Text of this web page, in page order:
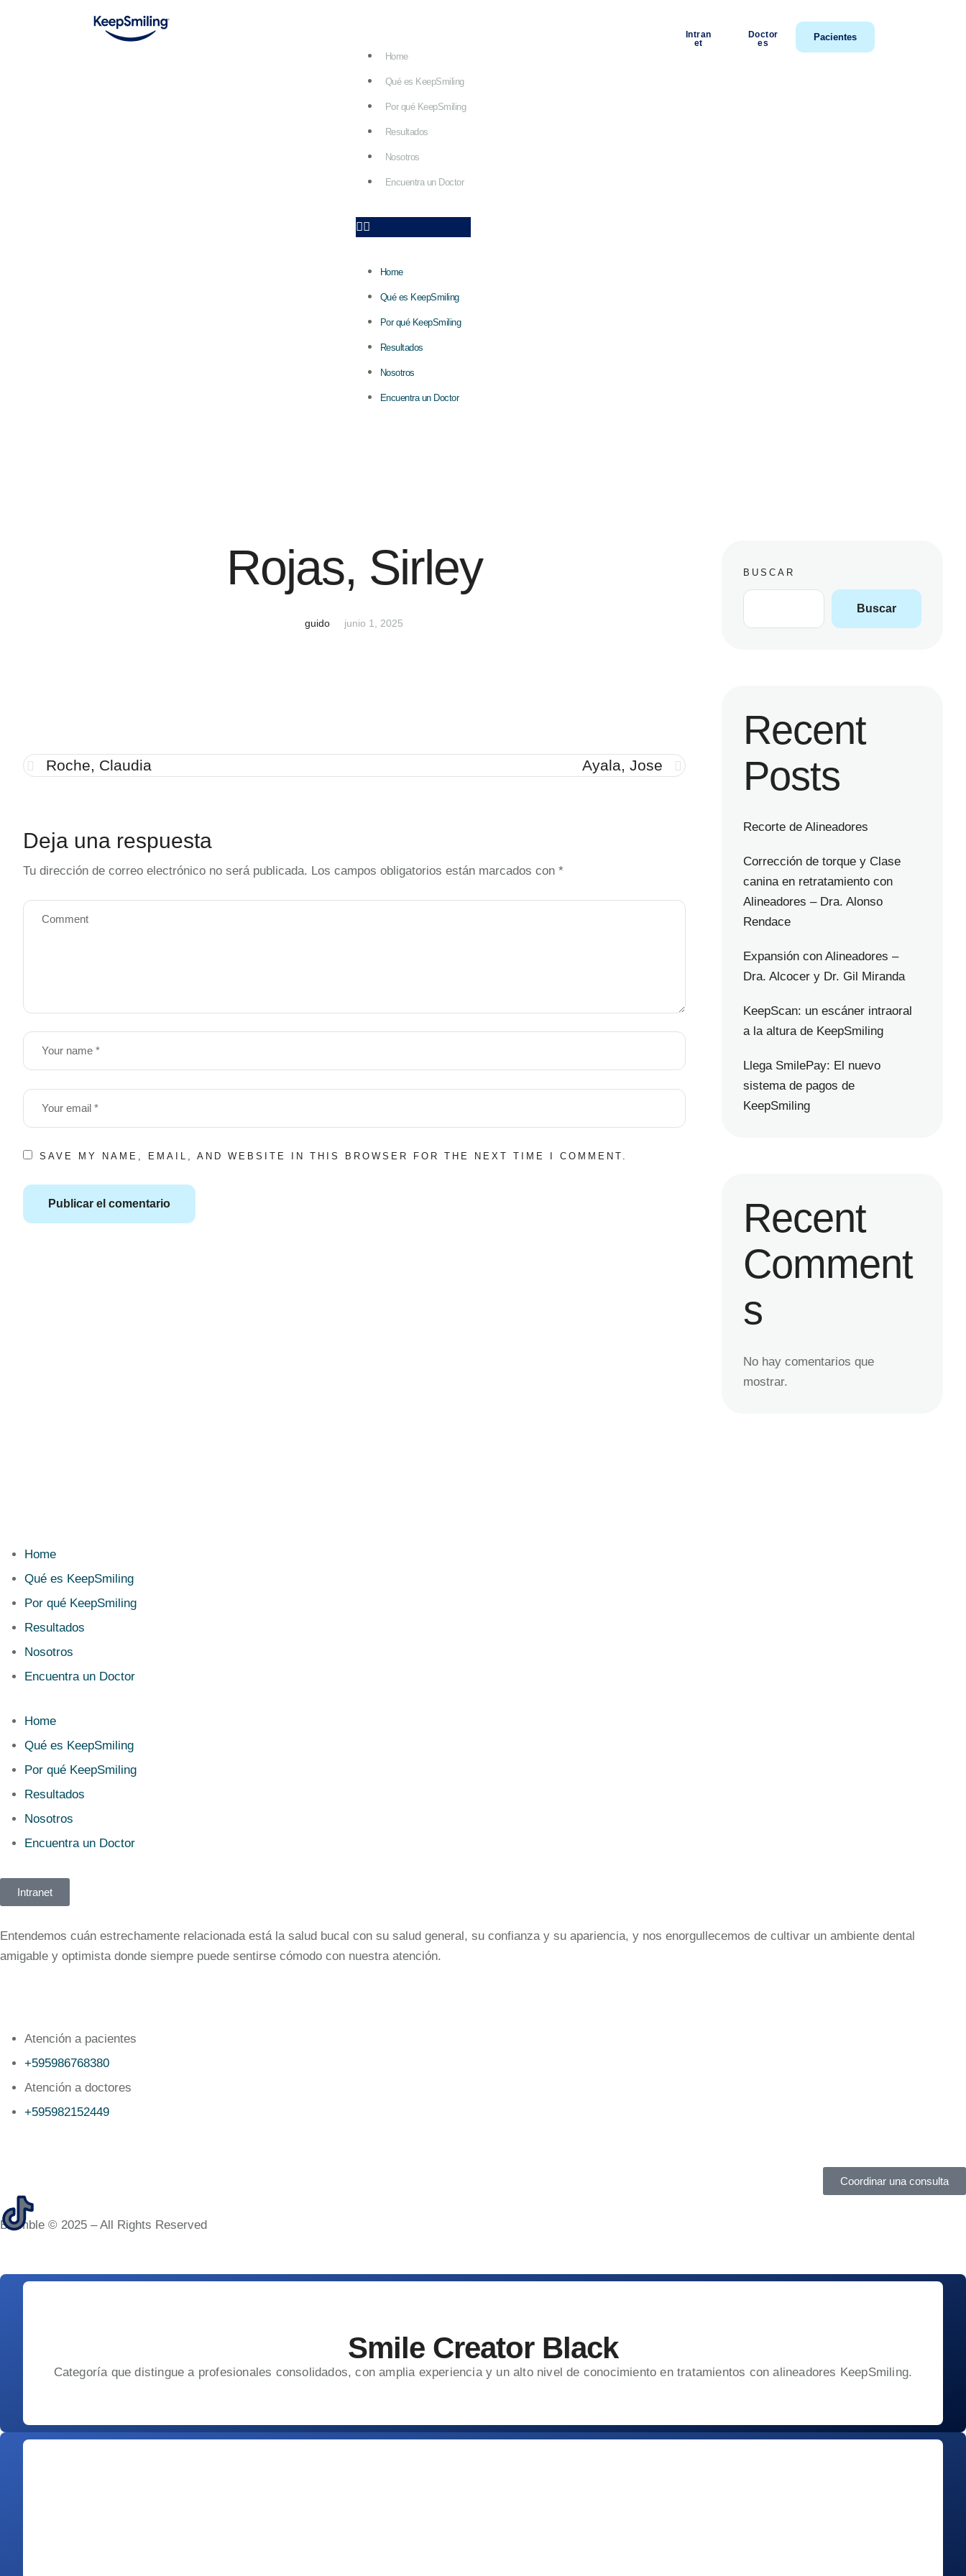
Home
Qué es KeepSmiling
Por qué KeepSmiling
Resultados
Nosotros
Encuentra un Doctor
Home
Qué es KeepSmiling
Por qué KeepSmiling
Resultados
Nosotros
Encuentra un Doctor
Intran
et
Doctor
es
Pacientes
Rojas, Sirley
guido junio 1, 2025
Roche, Claudia Ayala, Jose
Deja una respuesta
Tu dirección de correo electrónico no será publicada. Los campos obligatorios están marcados con *
SAVE MY NAME, EMAIL, AND WEBSITE IN THIS BROWSER FOR THE NEXT TIME I COMMENT.
BUSCAR
Buscar
Recent
Posts
Recorte de Alineadores
Corrección de torque y Clase
canina en retratamiento con
Alineadores – Dra. Alonso
Rendace
Expansión con Alineadores –
Dra. Alcocer y Dr. Gil Miranda
KeepScan: un escáner intraoral
a la altura de KeepSmiling
Llega SmilePay: El nuevo
sistema de pagos de
KeepSmiling
Recent
Comment
s
No hay comentarios que
mostrar.
Home
Qué es KeepSmiling
Por qué KeepSmiling
Resultados
Nosotros
Encuentra un Doctor
Home
Qué es KeepSmiling
Por qué KeepSmiling
Resultados
Nosotros
Encuentra un Doctor
Intranet
Entendemos cuán estrechamente relacionada está la salud bucal con su salud general, su confianza y su apariencia, y nos enorgullecemos de cultivar un ambiente dental
amigable y optimista donde siempre puede sentirse cómodo con nuestra atención.
Atención a pacientes
+595986768380
Atención a doctores
+595982152449‬
Coordinar una consulta
Bramble © 2025 – All Rights Reserved
Smile Creator Black
Categoría que distingue a profesionales consolidados, con amplia experiencia y un alto nivel de conocimiento en tratamientos con alineadores KeepSmiling.